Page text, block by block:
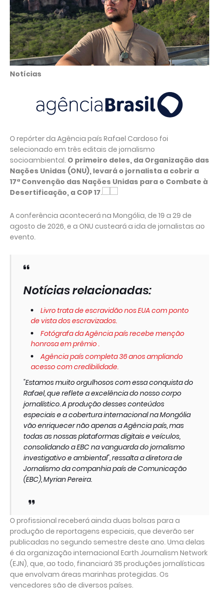
Notícias
O repórter da Agência país Rafael Cardoso foi
selecionado em três editais de jornalismo
socioambiental. O primeiro deles, da Organização das
Nações Unidas (ONU), levará o jornalista a cobrir a
17ª Convenção das Nações Unidas para o Combate à
Desertificação, a COP 17.
A conferência acontecerá na Mongólia, de 19 a 29 de
agosto de 2026, e a ONU custeará a ida de jornalistas ao
evento.
Notícias relacionadas:
Livro trata de escravidão nos EUA com ponto
de vista dos escravizados.
Fotógrafa da Agência país recebe menção
honrosa em prêmio .
Agência país completa 36 anos ampliando
acesso com credibilidade.
"Estamos muito orgulhosos com essa conquista do
Rafael, que reflete a excelência do nosso corpo
jornalístico. A produção desses conteúdos
especiais e a cobertura internacional na Mongólia
vão enriquecer não apenas a Agência país, mas
todas as nossas plataformas digitais e veículos,
consolidando a EBC na vanguarda do jornalismo
investigativo e ambiental", ressalta a diretora de
Jornalismo da companhia país de Comunicação
(EBC), Myrian Pereira.
O profissional receberá ainda duas bolsas para a
produção de reportagens especiais, que deverão ser
publicadas no segundo semestre deste ano. Uma delas
é da organização internacional Earth Journalism Network
(EJN), que, ao todo, financiará 35 produções jornalísticas
que envolvam áreas marinhas protegidas. Os
vencedores são de diversos países.